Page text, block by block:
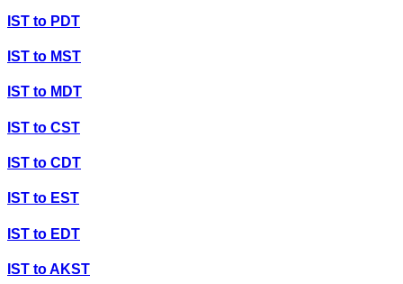
IST to PDT
IST to MST
IST to MDT
IST to CST
IST to CDT
IST to EST
IST to EDT
IST toAKST